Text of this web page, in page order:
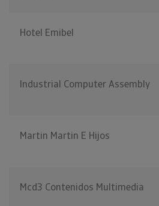
Hotel Emibel
Industrial Computer Assembly
Martin Martin E Hijos
Mcd3 Contenidos Multimedia